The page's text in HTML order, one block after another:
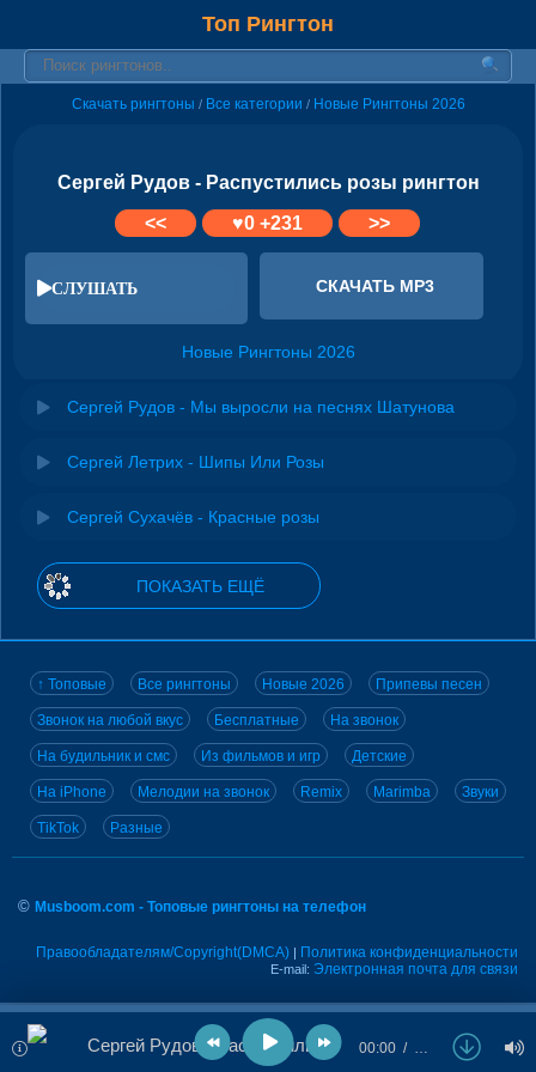
Топ Рингтон
Скачать рингтоны / Все категории / Новые Рингтоны 2026
Сергей Рудов - Распустились розы рингтон
<<
♥0+231 >>
СЛУШАТЬ СКАЧАТЬ MP3
Новые Рингтоны 2026
Сергей Рудов - Мы выросли на песнях Шатунова
Сергей Летрих - Шипы Или Розы
Сергей Сухачёв - Красные розы
ПОКАЗАТЬ ЕЩЁ
↑ Топовые Все рингтоны Новые 2026 Припевы песен
Звонок на любой вкус Бесплатные На звонок
На будильник и смс Из фильмов и игр Детские
На iPhone Мелодии на звонок Remix Marimba Звуки
TikTok Разные
© Musboom.com - Топовые рингтоны на телефон
Правообладателям/Copyright(DMCA) | Политика конфиденциальности
E-mail: Электронная почта для связи
Сергей Рудов - Распустились розы 00:00 …